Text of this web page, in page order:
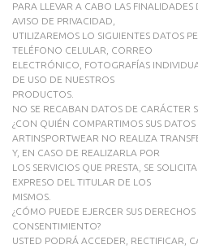
PARA LLEVAR A CABO LAS FINALIDADES
AVISO DE PRIVACIDAD,
UTILIZAREMOS LO SIGUIENTES DATOS
TELÉFONO CELULAR, CORREO
ELECTRÓNICO, FOTOGRAFÍAS
DE USO DE NUESTROS
PRODUCTOS.
NO SE RECABAN DATOS DE CARÁCTER
¿CON QUIÉN COMPARTIMOS SUS DATOS
ARTINSPORTWEAR NO REALIZA
Y, EN CASO DE REALIZARLA POR
LOS SERVICIOS QUE PRESTA, SE
EXPRESO DEL TITULAR DE LOS
MISMOS.
¿CÓMO PUEDE EJERCER SUS
CONSENTIMIENTO?
USTED PODRÁ ACCEDER, RECTIFICAR,